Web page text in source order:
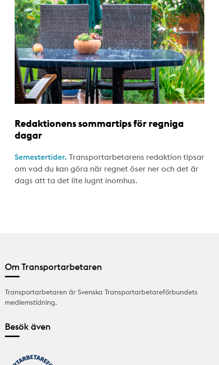
Redaktionens sommartips för regniga
dagar
Semestertider. Transportarbetarens redaktion tipsar
om vad du kan göra när regnet öser ner och det är
dags att ta det lite lugnt inomhus.
Om Transportarbetaren
Transportarbetaren är Svenska Transportarbetareförbundets
medlemstidning.
Besök även